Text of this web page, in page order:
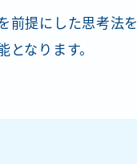
前提にした思考法
なります。